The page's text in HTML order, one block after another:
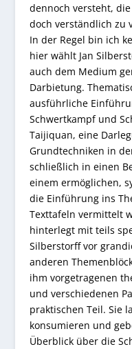
dennoch versteht,
doch verständlich zu
In der Regel bin ich
hier wählt Jan
auch dem Medium
Darbietung.
ausführliche
Schwertkampf und
Taijiquan, eine
Grundtechniken in
schließlich in einen
einem ermöglichen,
die Einführung ins
Texttafeln vermittelt
hinterlegt mit teils
Silberstorff vor
anderen
ihm vorgetragenen
und verschiedenen
praktischen Teil. Sie
konsumieren und
Überblick über die